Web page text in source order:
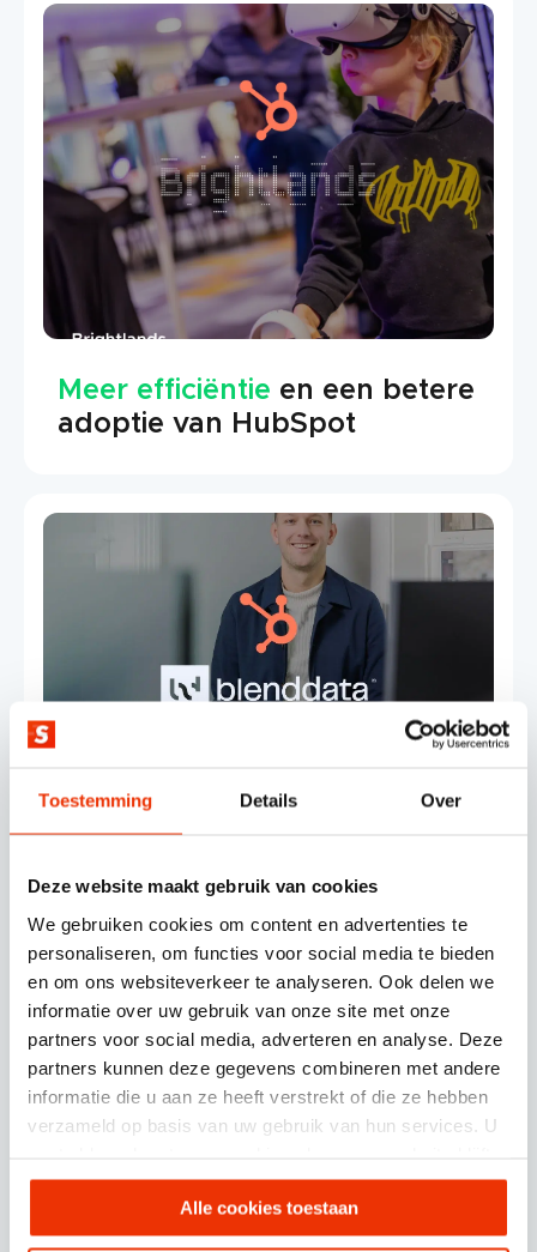
Toestemming Details Over
Deze website maakt gebruik van cookies
We gebruiken cookies om content en advertenties te
personaliseren, om functies voor social media te bieden
en om ons websiteverkeer te analyseren. Ook delen we
informatie over uw gebruik van onze site met onze
partners voor social media, adverteren en analyse. Deze
partners kunnen deze gegevens combineren met andere
informatie die u aan ze heeft verstrekt of die ze hebben
verzameld op basis van uw gebruik van hun services. U
gebruiken.
Alle cookies toestaan
Meer efficiëntie en een betere
adoptie van HubSpot
Grip op groeivia slimme
HubSpot-inrichting voor
Blenddata